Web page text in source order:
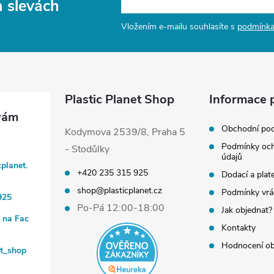
slevách
Vložením e-mailu souhlasíte s
Fac
Plastic Planet Shop
Kodymova 2539/8, Praha 5
- Stodůlky
+420 235 315 925
shop@plasticplanet.cz
Po-Pá 12:00-18:00
Informace
Obchodní
Podmínky
údajů
Dodací a
Podmínky
Jak objednat?
Kontakty
Hodnocení